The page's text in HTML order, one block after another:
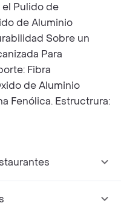
el Pulido de
de Aluminio
Sobre un
Para
Fibra
de Aluminio
Fenólica. Estructrura: